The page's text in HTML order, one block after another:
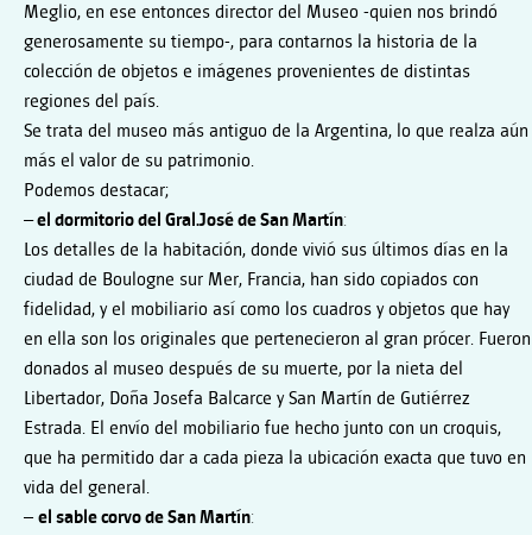
Meglio, en ese entonces director del Museo -quien nos brindó
generosamente su tiempo-, para contarnos la historia de la
colección de objetos e imágenes provenientes de distintas
regiones del país.
Se trata del museo más antiguo de la Argentina, lo que realza aún
más el valor de su patrimonio.
Podemos destacar;
– el dormitorio del Gral.José de San Martín:
Los detalles de la habitación, donde vivió sus últimos días en la
ciudad de Boulogne sur Mer, Francia, han sido copiados con
fidelidad, y el mobiliario así como los cuadros y objetos que hay
en ella son los originales que pertenecieron al gran prócer. Fueron
donados al museo después de su muerte, por la nieta del
Libertador, Doña Josefa Balcarce y San Martín de Gutiérrez
Estrada. El envío del mobiliario fue hecho junto con un croquis,
que ha permitido dar a cada pieza la ubicación exacta que tuvo en
vida del general.
– el sable corvo de San Martín: